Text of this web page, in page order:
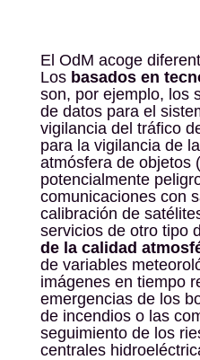
El OdM acoge
Los basados en
son, por ejemplo, los
de datos para el
vigilancia del tráfico
para la vigilancia de
atmósfera de objetos
potencialmente
comunicaciones con
calibración de
servicios de otro tipo
de la calidad
de variables
imágenes en tiempo
emergencias de los
de incendios o las
seguimiento de los
centrales